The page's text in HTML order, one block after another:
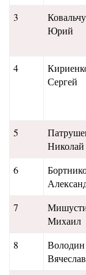
3
Юрий
4
Сергей
5
Николай
6
7
Михаил
8
Володин
Вячеслав